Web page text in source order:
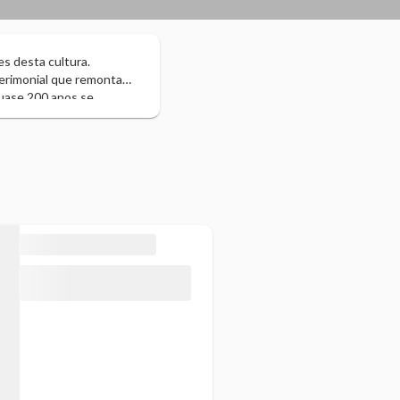
desta cultura.
que remonta
200 anos se
de Palenque.